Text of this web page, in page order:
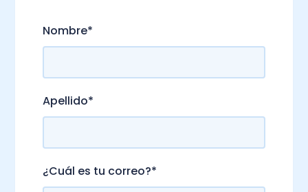
Nombre*
Apellido*
¿Cuál es tu correo?*